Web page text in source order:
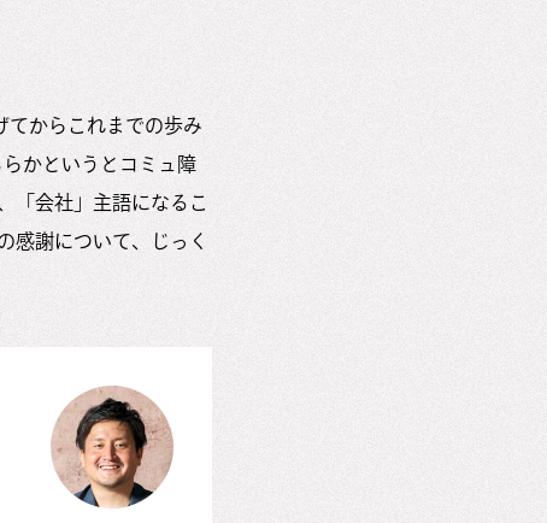
てからこれまでの歩み
かというとコミュ障
「会社」主語になるこ
感謝について、じっく